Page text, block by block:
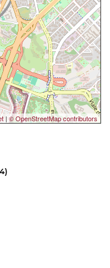
|© OpenStreetMap contributors